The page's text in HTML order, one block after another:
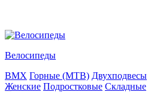
Велосипеды
BMX Горные (MTB) Двухподвесы
Женские Подростковые Складные